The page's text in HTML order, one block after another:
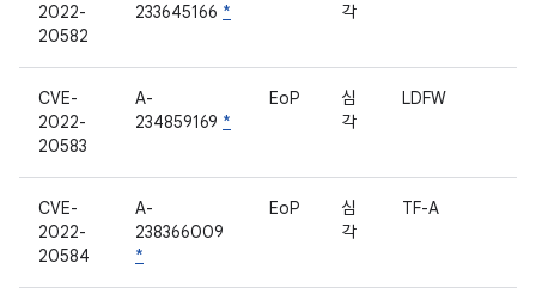
2022-
20582
233645166 *
각
CVE-
2022-
20583
A-
234859169 *
EoP
심
각
LDFW
CVE-
2022-
20584
A-
238366009
*
EoP
심
각
TF-A